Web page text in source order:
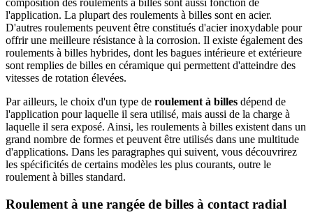
composition des roulements à billes sont aussi fonction de
l'application. La plupart des roulements à billes sont en acier.
D'autres roulements peuvent être constitués d'acier inoxydable pour
offrir une meilleure résistance à la corrosion. Il existe également des
roulements à billes hybrides, dont les bagues intérieure et extérieure
sont remplies de billes en céramique qui permettent d'atteindre des
vitesses de rotation élevées.
Par ailleurs, le choix d'un type de roulement à billes dépend de
l'application pour laquelle il sera utilisé, mais aussi de la charge à
laquelle il sera exposé. Ainsi, les roulements à billes existent dans un
grand nombre de formes et peuvent être utilisés dans une multitude
d'applications. Dans les paragraphes qui suivent, vous découvrirez
les spécificités de certains modèles les plus courants, outre le
roulement à billes standard.
Roulement à une rangée de billes à contact radial